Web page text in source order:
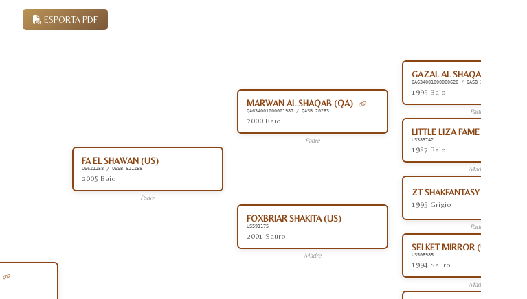
ESPORTA PDF
FA EL SHAWAN (US)
US621258 / USSB 621258
2005 Baio
Padre
MARWAN AL SHAQAB (QA)
QA634001000001987 / QASB 20283
2000 Baio
Padre
GAZAL AL SHAQAB (QA)
QA634001000000620 / QASB 20282
1995 Baio
Padre
LITTLE LIZA FAME (US)
US383742
1987 Baio
Madre
FOXBRIAR SHAKITA (US)
US591175
2001 Sauro
Madre
ZT SHAKFANTASY (AR)
1995 Grigio
Padre
SELKET MIRROR (US)
US508985
1994 Sauro
Madre